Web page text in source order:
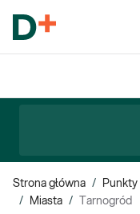
Strona główna / Punkty
/
Miasta / Tarnogród